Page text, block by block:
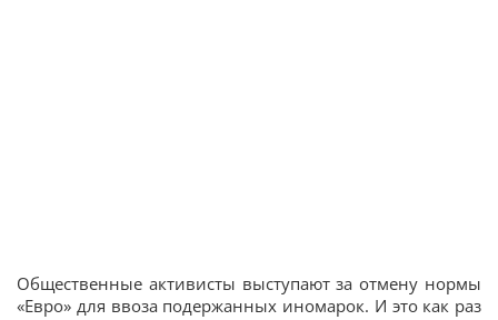
Общественные активисты выступают за отмену нормы
«Евро» для ввоза подержанных иномарок. И это как раз